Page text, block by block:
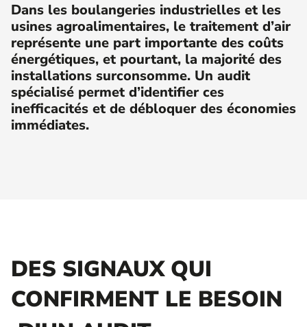
Dans les boulangeries industrielles et les
usines agroalimentaires, le traitement d’air
représente une part importante des coûts
énergétiques, et pourtant, la majorité des
installations surconsomme. Un audit
spécialisé permet d’identifier ces
inefficacités et de débloquer des économies
immédiates.
DES SIGNAUX QUI
CONFIRMENT LE BESOIN